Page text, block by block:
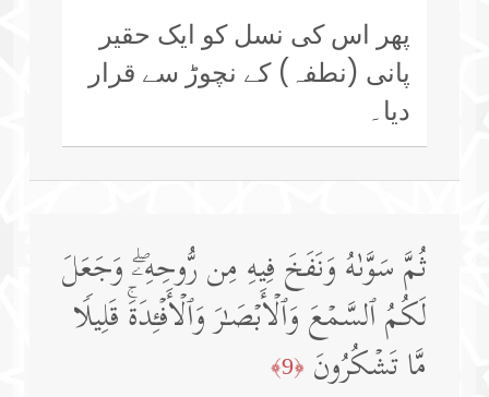
پھر اس کی نسل کو ایک حقیر
پانی (نطفہ) کے نچوڑ سے قرار
دیا۔
ثُمَّ سَوَّىٰهُ وَنَفَخَ فِیهِ مِن رُّوحِهِۦۖ وَجَعَلَ
لَكُمُ ٱلسَّمۡعَ وَٱلۡأَبۡصَـٰرَ وَٱلۡأَفۡـِٔدَةَۚ قَلِیلࣰا
مَّا تَشۡكُرُونَ ﴿9﴾